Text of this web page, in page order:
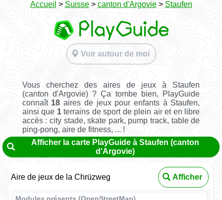
Accueil > Suisse> canton d'Argovie> Staufen
Voir autour de moi
Vous cherchez des aires de jeux à Staufen
(canton d'Argovie) ? Ça tombe bien, PlayGuide
connaît 18 aires de jeux pour enfants à Staufen,
ainsi que 1terrains de sport de plein air et en libre
accès : city stade, skate park, pump track, table de
ping-pong, aire de fitness, ... !
Afficher la carte PlayGuide à Staufen (canton
d'Argovie)
Aire de jeux de la Chrüzweg Afficher